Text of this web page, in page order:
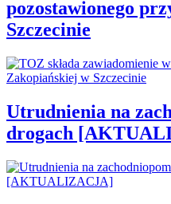
pozostawionego
Szczecinie
Utrudnienia na
drogach